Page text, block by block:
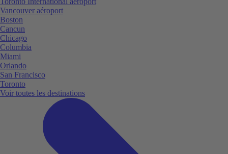
Vancouver aéroport
Boston
Cancun
Chicago
Columbia
Miami
Orlando
San Francisco
Toronto
Voir toutes les destinations